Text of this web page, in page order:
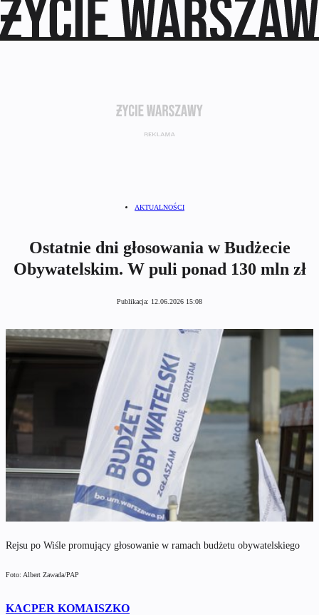
AKTUALNOŚCI
Ostatnie dni głosowania w Budżecie
Obywatelskim. W puli ponad 130 mln zł
Publikacja: 12.06.2026 15:08
Rejsu po Wiśle promujący głosowanie w ramach budżetu obywatelskiego
Foto: Albert Zawada/PAP
KACPER KOMAISZKO